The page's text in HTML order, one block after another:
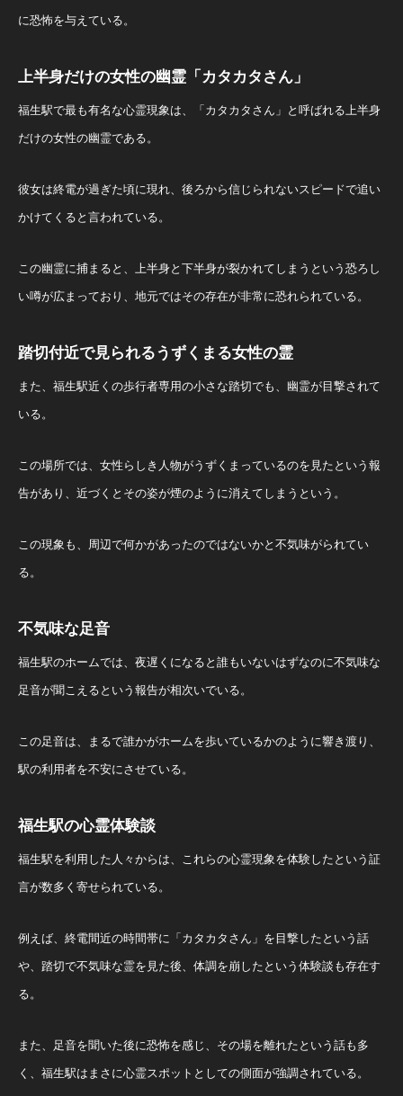
に恐怖を与えている。
上半身だけの女性の幽霊「カタカタさん」
福生駅で最も有名な心霊現象は、「カタカタさん」と呼ばれる上半身
だけの女性の幽霊である。
彼女は終電が過ぎた頃に現れ、後ろから信じられないスピードで追い
かけてくると言われている。
この幽霊に捕まると、上半身と下半身が裂かれてしまうという恐ろし
い噂が広まっており、地元ではその存在が非常に恐れられている。
踏切付近で見られるうずくまる女性の霊
また、福生駅近くの歩行者専用の小さな踏切でも、幽霊が目撃されて
いる。
この場所では、女性らしき人物がうずくまっているのを見たという報
告があり、近づくとその姿が煙のように消えてしまうという。
この現象も、周辺で何かがあったのではないかと不気味がられてい
る。
不気味な足音
福生駅のホームでは、夜遅くになると誰もいないはずなのに不気味な
足音が聞こえるという報告が相次いでいる。
この足音は、まるで誰かがホームを歩いているかのように響き渡り、
駅の利用者を不安にさせている。
福生駅の心霊体験談
福生駅を利用した人々からは、これらの心霊現象を体験したという証
言が数多く寄せられている。
例えば、終電間近の時間帯に「カタカタさん」を目撃したという話
や、踏切で不気味な霊を見た後、体調を崩したという体験談も存在す
る。
また、足音を聞いた後に恐怖を感じ、その場を離れたという話も多
く、福生駅はまさに心霊スポットとしての側面が強調されている。